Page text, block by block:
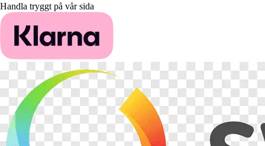
Handla tryggt på vår sida